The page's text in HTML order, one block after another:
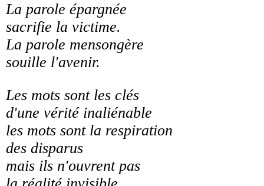
La parole épargnée
sacrifie la victime.
La parole mensongère
souille l'avenir.
Les mots sont les clés
d'une vérité inaliénable
les mots sont la respiration
des disparus
mais ils n'ouvrent pas